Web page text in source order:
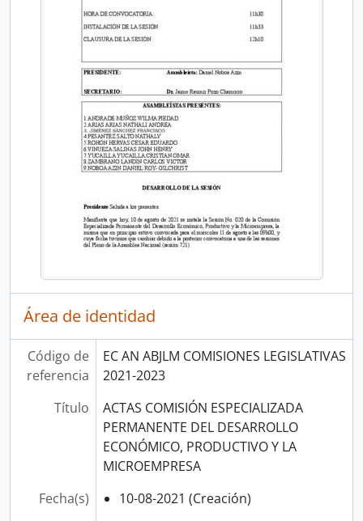
Área de identidad
Código de
referencia
EC AN ABJLM COMISIONES LEGISLATIVAS
2021-2023
Título
ACTAS COMISIÓN ESPECIALIZADA
PERMANENTE DEL DESARROLLO
ECONÓMICO, PRODUCTIVO Y LA
MICROEMPRESA
Fecha(s)
10-08-2021 (Creación)